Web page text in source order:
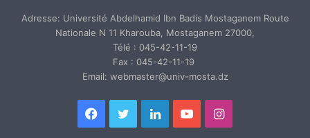
Adresse: Université Abdelhamid Ibn Badis Mostaganem Route
Nationale N 11 Kharouba, Mostaganem 27000,
Télé : 045-42-11-19
Fax : 045-42-11-19
Email: webmaster@univ-mosta.dz
Facebook
TwitterLinkedinYouTubeInstagram